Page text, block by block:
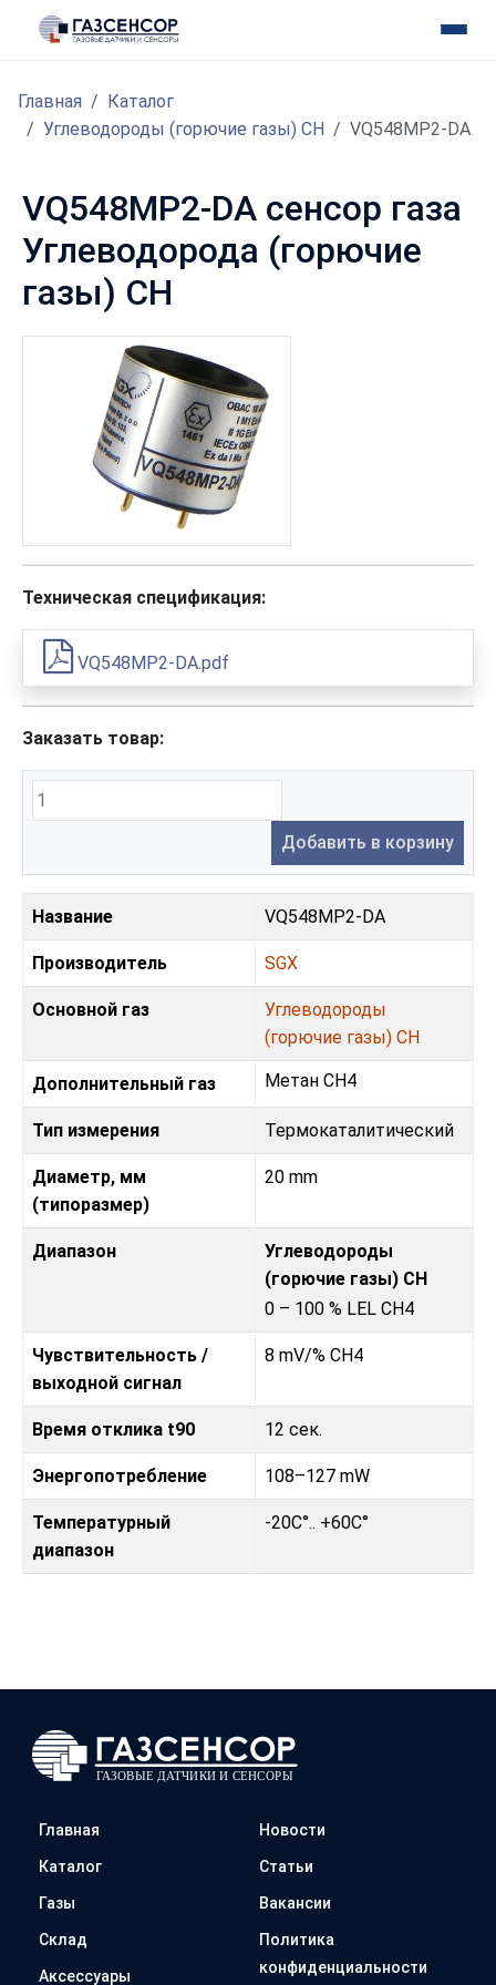
Главная
Каталог
Углеводороды (горючие газы) CH
VQ548MP2-DA
VQ548MP2-DA сенсор газа
Углеводорода (горючие
газы) CH
Техническая спецификация:
VQ548MP2-DA.pdf
Заказать товар:
Добавить в корзину
Название VQ548MP2-DA
Производитель SGX
Основной газ
Углеводороды
(горючие газы) CH
Дополнительный газ Метан CH4
Тип измерения Термокаталитический
Диаметр, мм
(типоразмер)
20 mm
Диапазон
Углеводороды
(горючие газы) CH
0 – 100 % LEL CH4
Чувствительность /
выходной сигнал
8 mV/% CH4
Время отклика t90 12 сек.
Энергопотребление 108–127 mW
Температурный
диапазон
-20C°.. +60C°
Главная
Каталог
Газы
Склад
Аксессуары
Новости
Статьи
Вакансии
Политика
конфиденциальности